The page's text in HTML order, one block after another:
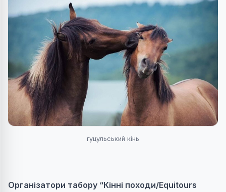
гуцульський кінь
Організатори табору “Кінні походи/Equitours